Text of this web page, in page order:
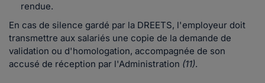
rendue.
En cas de silence gardé par la DREETS, l'employeur doit
transmettre aux salariés une copie de la demande de
validation ou d'homologation, accompagnée de son
accusé de réception par l'Administration (11).